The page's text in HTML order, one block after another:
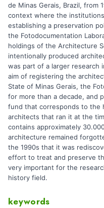
de Minas Gerais, Brazil, from
context where the
establishing a preservation
the Fotodocumentation
holdings of the Architecture
intentionally produced
was part of a larger research
aim of registering the
State of Minas Gerais, the
for more than a decade, and
fund that corresponds to the
architects that ran it at the
contains approximately
architecture remained
the 1990s that it was
effort to treat and preserve
very important for the
history field.
keywords